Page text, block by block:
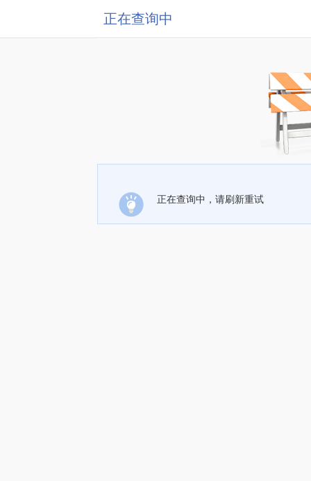
正在查询中
正在查询中，请刷新重试